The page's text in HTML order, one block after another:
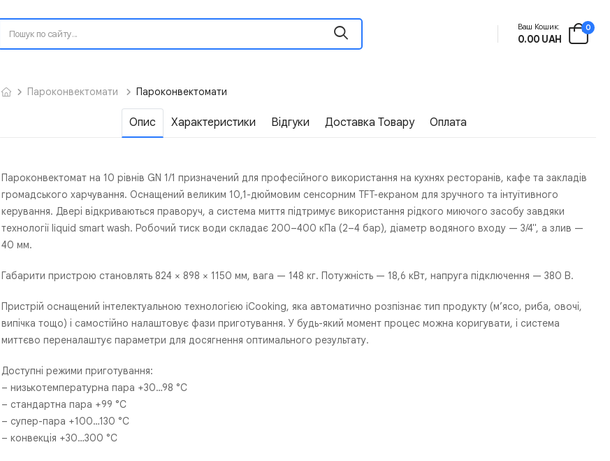
Ваш Кошик:
0.00 UAH
0
Пароконвектомати Пароконвектомати
Опис Характеристики Відгуки Доставка Товару Оплата
Пароконвектомат на 10 рівнів GN 1/1 призначений для професійного використання на кухнях ресторанів, кафе та закладів
громадського харчування. Оснащений великим 10,1-дюймовим сенсорним TFT-екраном для зручного та інтуїтивного
керування. Двері відкриваються праворуч, а система миття підтримує використання рідкого миючого засобу завдяки
технології liquid smart wash. Робочий тиск води складає 200–400 кПа (2–4 бар), діаметр водяного входу — 3/4'', а злив —
40 мм.
Габарити пристрою становлять 824 × 898 × 1150 мм, вага — 148 кг. Потужність — 18,6 кВт, напруга підключення — 380 В.
Пристрій оснащений інтелектуальною технологією iCooking, яка автоматично розпізнає тип продукту (м’ясо, риба, овочі,
випічка тощо) і самостійно налаштовує фази приготування. У будь-який момент процес можна коригувати, і система
миттєво переналаштує параметри для досягнення оптимального результату.
Доступні режими приготування:
– низькотемпературна пара +30…98 °С
– стандартна пара +99 °С
– супер-пара +100…130 °С
– конвекція +30…300 °С